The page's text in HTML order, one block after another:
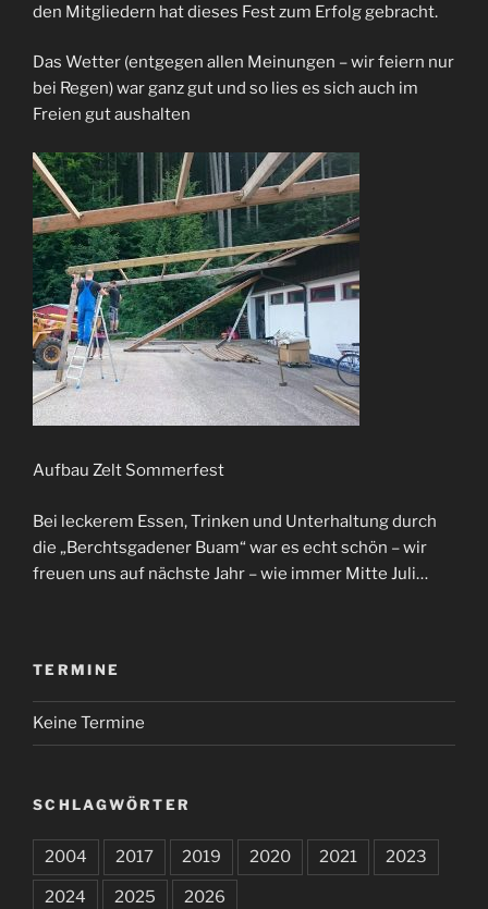
den Mitgliedern hat dieses Fest zum Erfolg gebracht.
Das Wetter (entgegen allen Meinungen – wir feiern nur
bei Regen) war ganz gut und so lies es sich auch im
Freien gut aushalten
Aufbau Zelt Sommerfest
Bei leckerem Essen, Trinken und Unterhaltung durch
die „Berchtsgadener Buam“ war es echt schön – wir
freuen uns auf nächste Jahr – wie immer Mitte Juli…
TERMINE
Keine Termine
SCHLAGWÖRTER
2004 2017 2019 2020 2021 2023
2024 2025 2026